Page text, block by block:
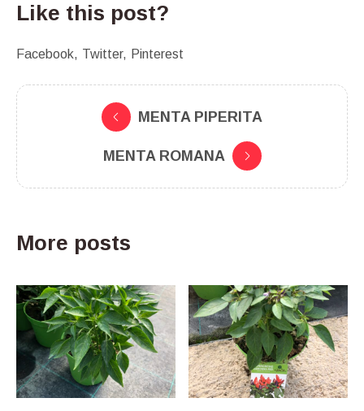
Like this post?
Facebook Twitter Pinterest
MENTA PIPERITA
MENTA ROMANA
More posts